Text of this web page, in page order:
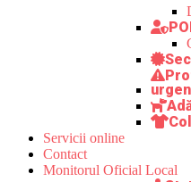
Servicii online
Contact
Monitorul Oficial Local